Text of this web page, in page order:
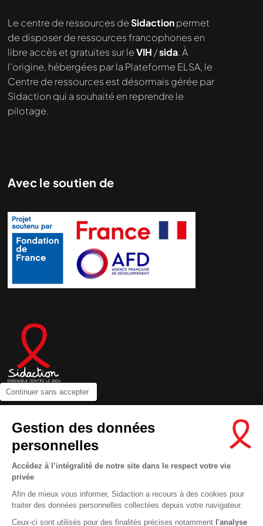
Continuer sans accepter
Gestion des données
personnelles
Accédez à l’intégralité de notre site dans le respect votre vie
privée
Afin de mieux vous informer, Sidaction a recours à des cookies pour
traiter des données personnelles collectées depuis votre navigateur.
Ceux-ci sont utilisés pour des finalités précises notamment l'analyse
demandé....
Le centre de ressources deSidactionpermet
de disposer de ressources francophones en
libre accès et gratuites sur leVIH /sida. À
l’origine, hébergées par la Plateforme ELSA, le
Centre de ressources est désormais gérée par
Sidaction qui a souhaité en reprendre le
pilotage.
Avec le soutien de
Newsletter
Nous suivre sur les réseaux :
MENTIONS LÉGALES